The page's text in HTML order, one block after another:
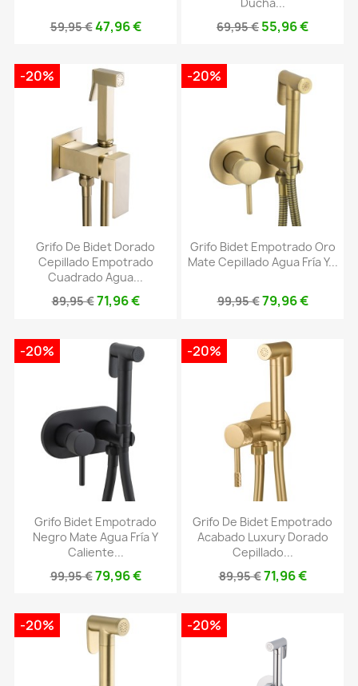
59,95 €47,96 €
69,95 € 55,96 €
Grifo De Bidet Dorado
Cepillado Empotrado
Cuadrado Agua...
89,95 €71,96 €
-20%
Grifo Bidet Empotrado Oro
Mate Cepillado Agua Fría Y...
99,95 €79,96 €
-20%
Grifo Bidet Empotrado
Negro Mate Agua Fría Y
Caliente...
99,95 €79,96 €
-20%
Grifo De Bidet Empotrado
Acabado Luxury Dorado
Cepillado...
89,95 €71,96 €
-20%
-20% -20%